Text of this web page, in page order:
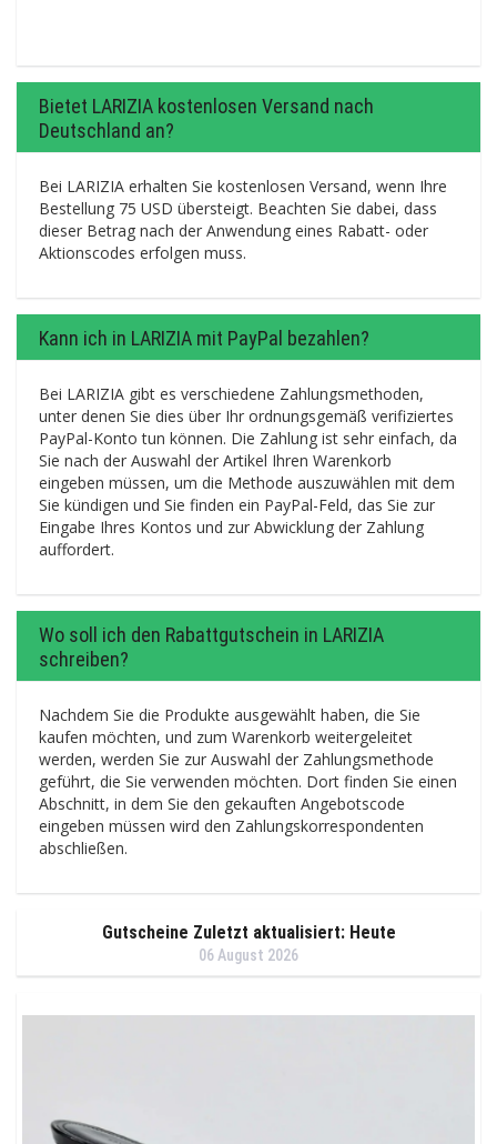
Bietet LARIZIA kostenlosen Versand nach
Deutschland an?
Bei LARIZIA erhalten Sie kostenlosen Versand, wenn Ihre
Bestellung 75 USD übersteigt. Beachten Sie dabei, dass
dieser Betrag nach der Anwendung eines Rabatt- oder
Aktionscodes erfolgen muss.
Kann ich in LARIZIA mit PayPal bezahlen?
Bei LARIZIA gibt es verschiedene Zahlungsmethoden,
unter denen Sie dies über Ihr ordnungsgemäß verifiziertes
PayPal-Konto tun können. Die Zahlung ist sehr einfach, da
Sie nach der Auswahl der Artikel Ihren Warenkorb
eingeben müssen, um die Methode auszuwählen mit dem
Sie kündigen und Sie finden ein PayPal-Feld, das Sie zur
Eingabe Ihres Kontos und zur Abwicklung der Zahlung
auffordert.
Wo soll ich den Rabattgutschein in LARIZIA
schreiben?
Nachdem Sie die Produkte ausgewählt haben, die Sie
kaufen möchten, und zum Warenkorb weitergeleitet
werden, werden Sie zur Auswahl der Zahlungsmethode
geführt, die Sie verwenden möchten. Dort finden Sie einen
Abschnitt, in dem Sie den gekauften Angebotscode
eingeben müssen wird den Zahlungskorrespondenten
abschließen.
Gutscheine Zuletzt aktualisiert: Heute
06 August 2026